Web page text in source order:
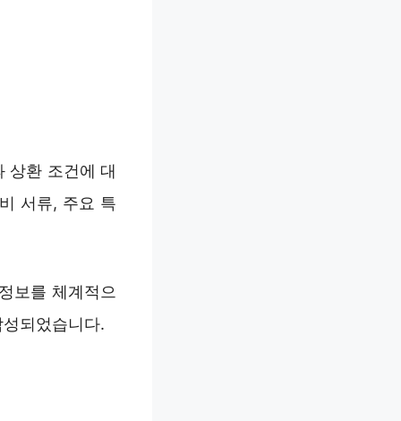
상환 조건에 대
서류, 주요 특
보를 체계적으
되었습니다.